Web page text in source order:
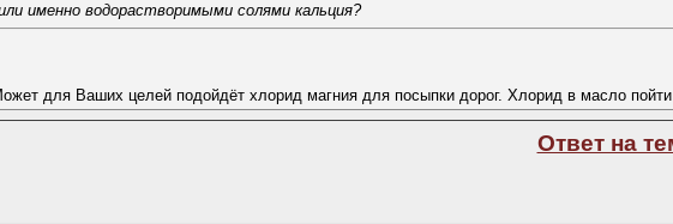
именно водорастворимыми солями кальция?
для Ваших целей подойдёт хлорид магния для посыпки дорог. Хлорид в масло
Ответ на